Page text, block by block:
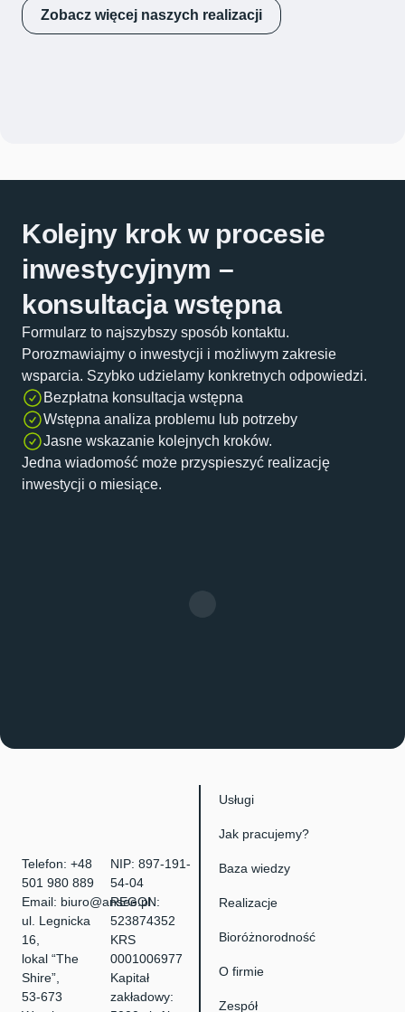
Zobacz więcej naszych realizacji
Kolejny krok w procesie
inwestycyjnym –
konsultacja wstępna
Formularz to najszybszy sposób kontaktu.
Porozmawiajmy o inwestycji i możliwym zakresie
wsparcia. Szybko udzielamy konkretnych odpowiedzi.
Bezpłatna konsultacja wstępna
Wstępna analiza problemu lub potrzeby
Jasne wskazanie kolejnych kroków.
Jedna wiadomość może przyspieszyć realizację
inwestycji o miesiące.
Telefon: +48
501 980 889
Email: biuro@ansee.pl
ul. Legnicka
16,
lokal “The
Shire”,
53-673
NIP: 897-191-
54-04
REGON:
523874352
KRS
0001006977
Kapitał
zakładowy:
Usługi
Jak pracujemy?
Baza wiedzy
Realizacje
Bioróżnorodność
O firmie
Zespół